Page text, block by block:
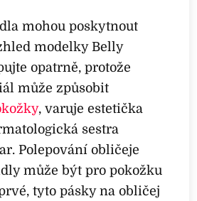
mohou poskytnout
modelky Belly
opatrně, protože
může způsobit
, varuje estetička
sestra
Polepování obličeje
může být pro pokožku
tyto pásky na obličej